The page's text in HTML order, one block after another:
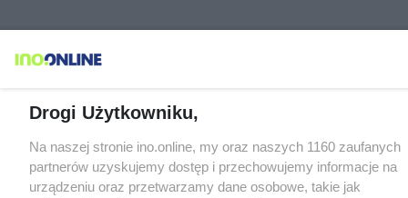
Drogi Użytkowniku,
Na naszej stronie ino.online, my oraz naszych 1160 zaufanych
partnerów uzyskujemy dostęp i przechowujemy informacje na
urządzeniu oraz przetwarzamy dane osobowe, takie jak